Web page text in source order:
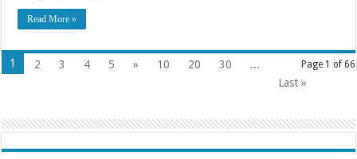
Read More »
Page 1 of 66
1 2 3 4 5 » 10 20 30
...
Last »